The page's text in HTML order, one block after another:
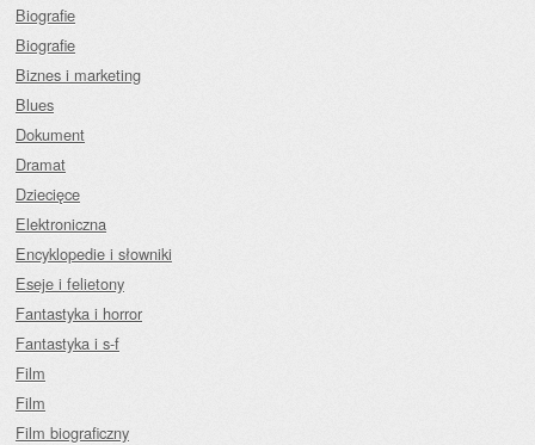
Biografie
Biografie
Biznes i marketing
Blues
Dokument
Dramat
Dziecięce
Elektroniczna
Encyklopedie i słowniki
Eseje i felietony
Fantastyka i horror
Fantastyka i s-f
Film
Film
Film biograficzny